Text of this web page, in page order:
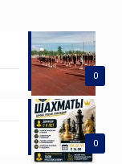
0
0